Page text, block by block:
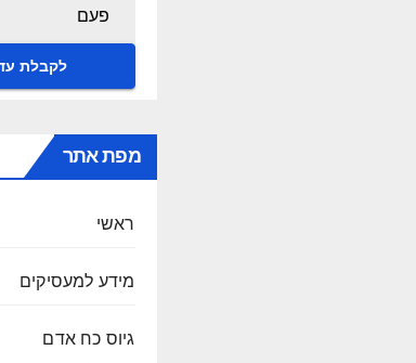
פעם
מפת אתר
ראשי
מידע למעסיקים
גיוס כח אדם